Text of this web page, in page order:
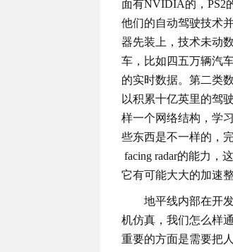
面有NVIDIA的，PS2
他们的自动驾驶技术
器先装上，技术未动
车，比如四五万辆汽
的实时数据。第二类
以积累十亿英里的驾
样一个网络结构，学
些东西是不一样的，
facing radar的能力，
它有可能大大的加速
地平线内部在开
机仿真，我们怎么样
重要的方面是需要把